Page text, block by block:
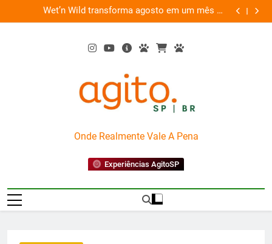
to
Wet’n Wild transforma agosto em um mês de
diversão e conexão
“Led
AgitoSP
Onde Realmente Vale A Pena
Experiências AgitoSP